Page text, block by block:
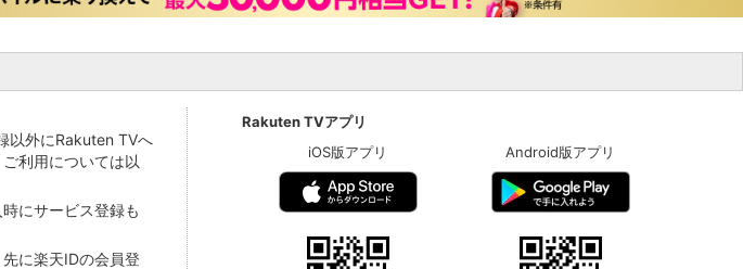
以外にRakuten TVへ
利用については以
にサービス登録も
に楽天IDの会員登
Rakuten TVアプリ
iOS版アプリ
Android版アプリ